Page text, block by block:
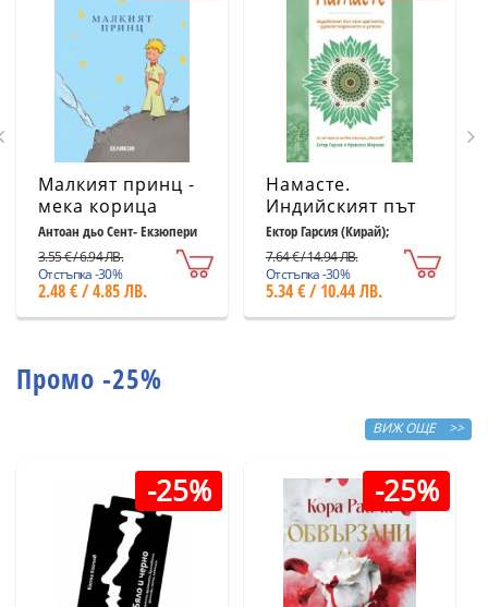
Малкият принц -
мека корица
светлосиня
Антоан дьо Сент- Екзюпери
3.55 € / 6.94 ЛВ.
Отстъпка -30%
2.48 € / 4.85 ЛВ.
Намасте.
Индийският път
към щастието,
удовлетворението
и успеха
Ектор Гарсия (Кирай);
7.64 € / 14.94 ЛВ.
Отстъпка -30%
5.34 € / 10.44 ЛВ.
Промо -25%
ВИЖ ОЩЕ >>
-25% -25%